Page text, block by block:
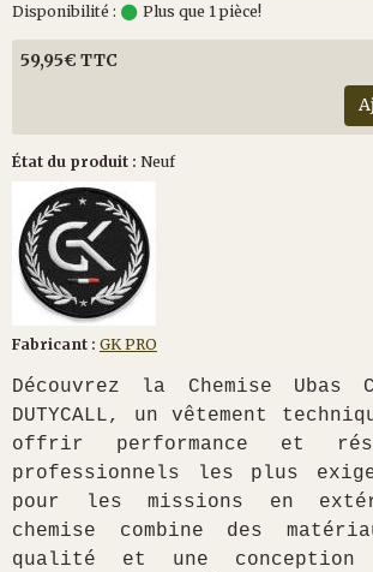
Disponibilité : Plus que 1 pièce!
59,95€ TTC
État du produit : Neuf
Fabricant : GK PRO
Découvrez la Chemise Ubas
DUTYCALL, un vêtement
offrir performance et
professionnels les plus
pour les missions en
chemise combine des
qualité et une conception